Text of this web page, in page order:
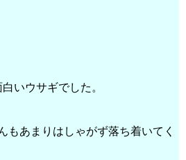
いウサギでした。
あまりはしゃがず落ち着いてく